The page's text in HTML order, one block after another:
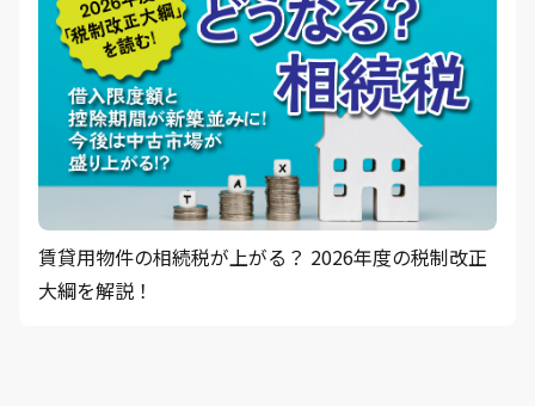
賃貸用物件の相続税が上がる？ 2026年度の税制改正
大綱を解説！